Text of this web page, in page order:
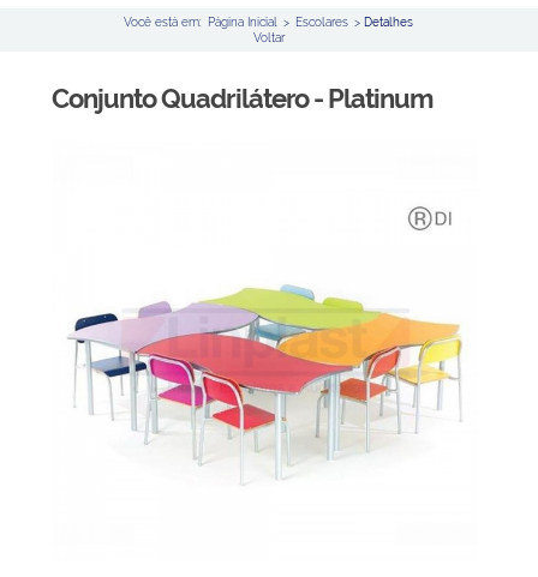
Você está em: Página Inicial > Escolares >Detalhes
Voltar
Conjunto Quadrilátero - Platinum
Ambiente Maker
Longarinas
Quadro Branco
Linha Wood Prime
Cadeira especial